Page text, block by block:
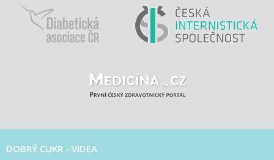
DOBRÝ CUKR - VIDEA